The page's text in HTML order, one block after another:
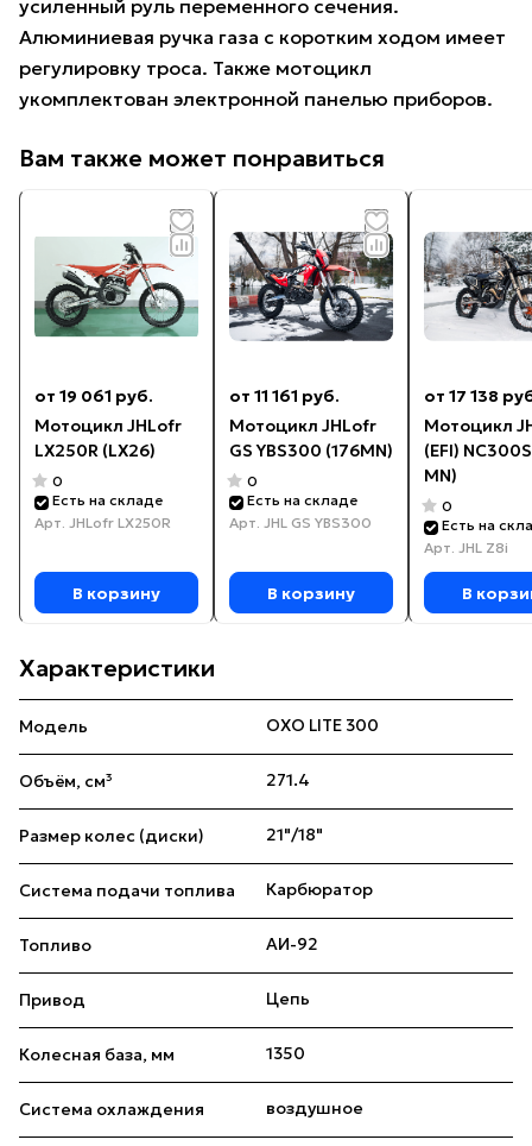
усиленный руль переменного сечения.
Алюминиевая ручка газа с коротким ходом имеет
регулировку троса. Также мотоцикл
укомплектован электронной панелью приборов.
Вам также может понравиться
от 19 061 руб.
Мотоцикл JHLofr
LX250R (LX26)
0
Есть на складе
Арт. JHLofr LX250R
В корзину
от 11 161 руб.
Мотоцикл JHLofr
GS YBS300 (176MN)
0
Есть на складе
Арт. JHL GS YBS300
В корзину
от 17 138
Мотоцикл
(EFI)
MN)
0
Есть на
Арт. JHL Z8i
В
Характеристики
Модель OXO LITE 300
Объём, см³ 271.4
Размер колес (диски) 21"/18"
Система подачи топлива Карбюратор
Топливо АИ-92
Привод Цепь
Колесная база, мм 1350
Система охлаждения воздушное